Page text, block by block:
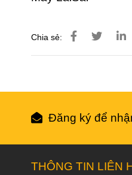
Chia sẻ:
Đăng ký để
THÔNG TIN LIÊN